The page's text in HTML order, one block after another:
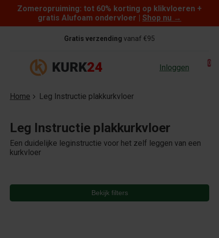
Skip to content
Zomeropruiming: tot 60% korting op klikvloeren +
gratis Alufoam ondervloer | Shop nu →
Gratis verzending vanaf €95
Inloggen 0
Home Leg Instructie plakkurkvloer
Leg Instructie plakkurkvloer
Een duidelijke leginstructie voor het zelf leggen van een
kurkvloer
Bekijk filters